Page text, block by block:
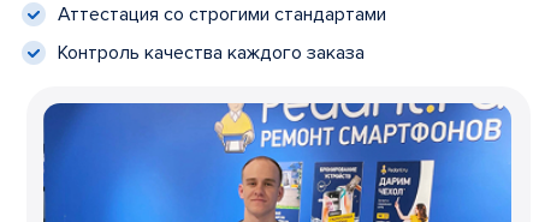
Аттестация со строгими стандартами
Контроль качества каждого заказа